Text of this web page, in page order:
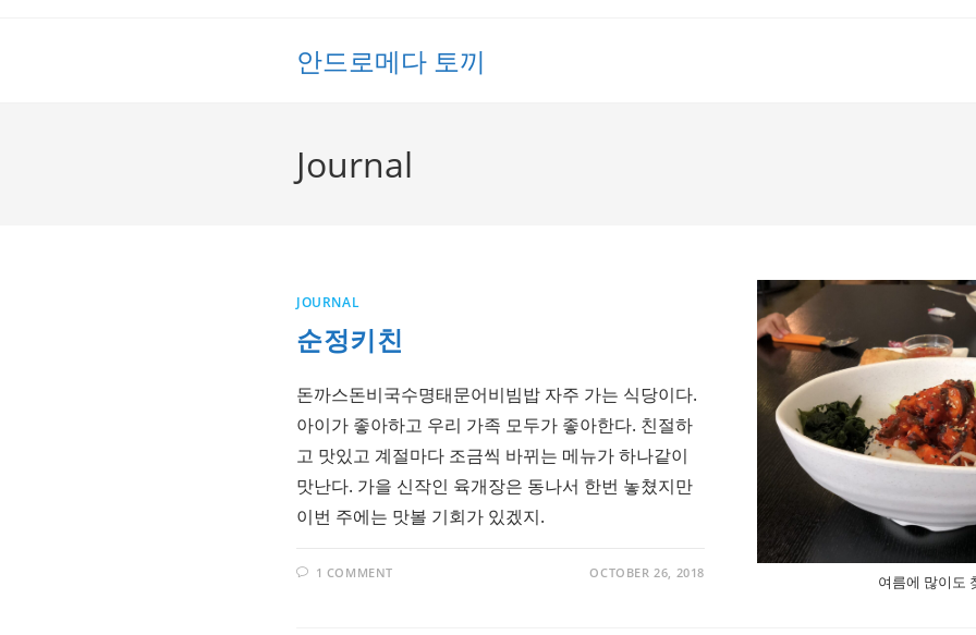
안드로메다 토끼
Journal
JOURNAL
순정키친
돈까스돈비국수명태문어비빔밥 자주 가는 식당이다.
아이가 좋아하고 우리 가족 모두가 좋아한다. 친절하
고 맛있고 계절마다 조금씩 바뀌는 메뉴가 하나같이
맛난다. 가을 신작인 육개장은 동나서 한번 놓쳤지만
이번 주에는 맛볼 기회가 있겠지.
1 COMMENT OCTOBER 26, 2018 여름에 많이도